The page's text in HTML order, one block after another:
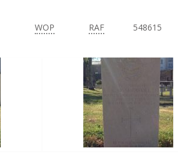
WOP RAF 548615